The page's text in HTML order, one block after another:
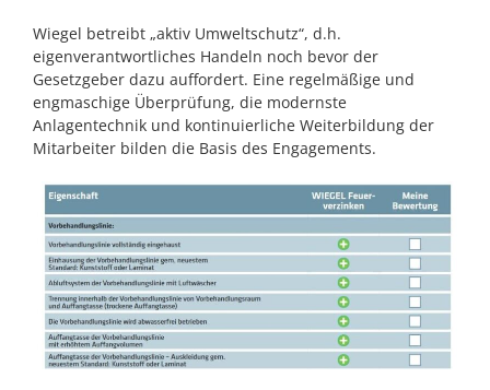
Wiegel betreibt „aktiv Umweltschutz“, d.h.
eigenverantwortliches Handeln noch bevor der
Gesetzgeber dazu auffordert. Eine regelmäßige und
engmaschige Überprüfung, die modernste
Anlagentechnik und kontinuierliche Weiterbildung der
Mitarbeiter bilden die Basis des Engagements.